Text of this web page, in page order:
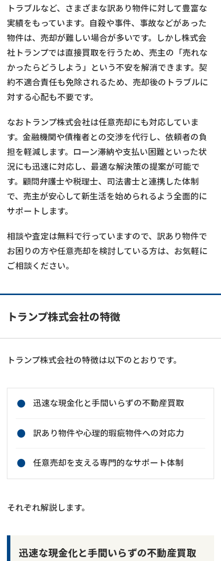
トラブルなど、さまざまな訳あり物件に対して豊富な
実績をもっています。自殺や事件、事故などがあった
物件は、売却が難しい場合が多いです。しかし株式会
社トランプでは直接買取を行うため、売主の「売れな
かったらどうしよう」という不安を解消できます。契
約不適合責任も免除されるため、売却後のトラブルに
対する心配も不要です。
なおトランプ株式会社は任意売却にも対応していま
す。金融機関や債権者との交渉を代行し、依頼者の負
担を軽減します。ローン滞納や支払い困難といった状
況にも迅速に対応し、最適な解決策の提案が可能で
す。顧問弁護士や税理士、司法書士と連携した体制
で、売主が安心して新生活を始められるよう全面的に
サポートします。
相談や査定は無料で行っていますので、訳あり物件で
お困りの方や任意売却を検討している方は、お気軽に
ご相談ください。
トランプ株式会社の特徴
トランプ株式会社の特徴は以下のとおりです。
迅速な現金化と手間いらずの不動産買取
訳あり物件や心理的瑕疵物件への対応力
任意売却を支える専門的なサポート体制
それぞれ解説します。
迅速な現金化と手間いらずの不動産買取